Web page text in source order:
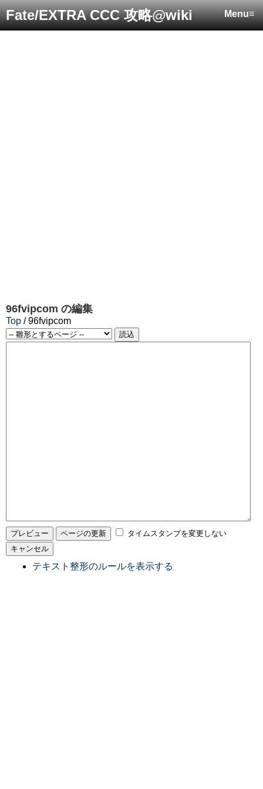
Menu≡
Fate/EXTRA CCC 攻略@wiki
96fvipcom の編集
Top / 96fvipcom
タイムスタンプを変更しない
テキスト整形のルールを表示する